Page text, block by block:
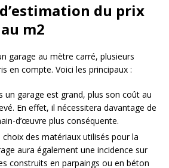
du prix
m2
garage au mètre carré, plusieurs
en compte. Voici les principaux :
un garage est grand, plus son coût au
En effet, il nécessitera davantage de
d’œuvre plus conséquente.
choix des matériaux utilisés pour la
aura également une incidence sur
construits en parpaings ou en béton